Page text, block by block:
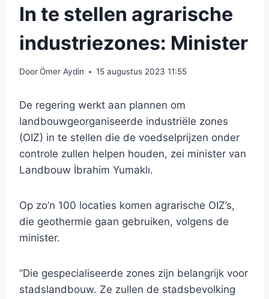
In te stellen agrarische
industriezones: Minister
DoorÖmer Aydin 15 augustus 2023 11:55
De regering werkt aan plannen om
landbouwgeorganiseerde industriële zones
(OIZ) in te stellen die de voedselprijzen onder
controle zullen helpen houden, zei minister van
Landbouw İbrahim Yumaklı.
Op zo’n 100 locaties komen agrarische OIZ’s,
die geothermie gaan gebruiken, volgens de
minister.
“Die gespecialiseerde zones zijn belangrijk voor
stadslandbouw. Ze zullen de stadsbevolking